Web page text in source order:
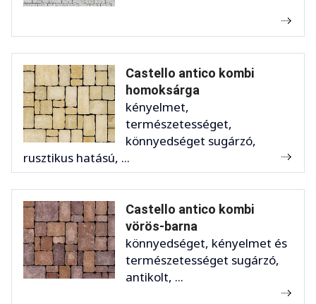
Castello antico kombi
homoksárga
kényelmet,
természetességet,
könnyedséget sugárzó,
rusztikus hatású, ...
Castello antico kombi
vörös-barna
könnyedséget, kényelmet és
természetességet sugárzó,
antikolt, ...